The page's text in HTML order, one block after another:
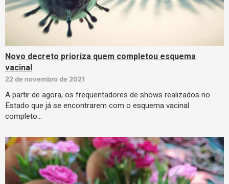
Novo decreto prioriza quem completou esquema
vacinal
22 de novembro de 2021
A partir de agora, os frequentadores de shows realizados no
Estado que já se encontrarem com o esquema vacinal
completo…